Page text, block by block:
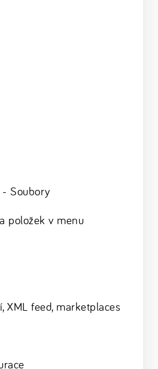
Soubory
položek v menu
XML feed, marketplaces